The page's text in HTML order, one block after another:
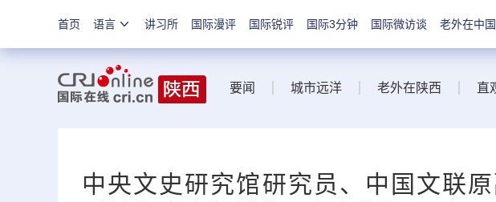
首页 语言 讲习所 国际漫评 国际锐评 国际3分钟 国际微访谈 老外在中国
要闻 城市远洋 老外在陕西 直
中央文史研究馆研究员、中国文联